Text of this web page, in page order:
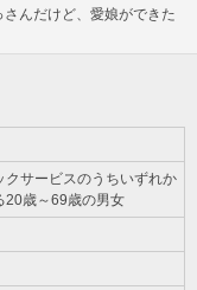
んだけど、愛娘ができた
クサービスのうちいずれか
20歳～69歳の男女